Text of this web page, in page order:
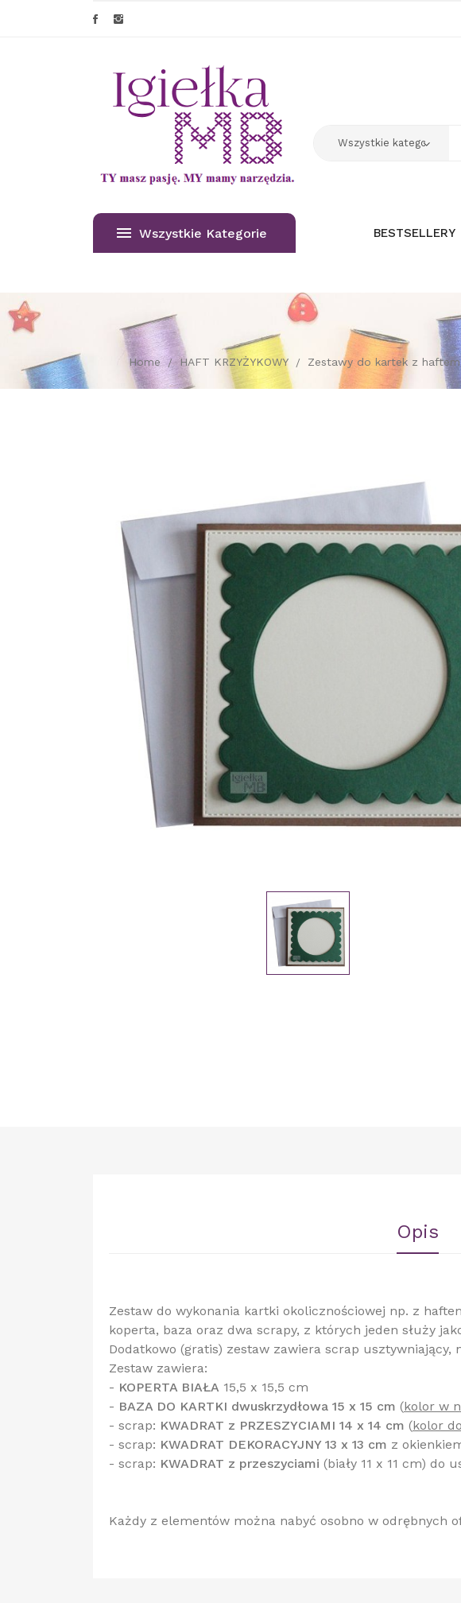
Wszystkie Kategorie BESTSELLERY
Home HAFT KRZYŻYKOWY Zestawy do kartek z haftem
Opis
Zestaw do wykonania kartki okolicznościowej np. z
koperta, baza oraz dwa scrapy, z których jeden służy
Dodatkowo (gratis) zestaw zawiera scrap
Zestaw zawiera:
- KOPERTA BIAŁA 15,5 x 15,5 cm
- BAZA DO KARTKI dwuskrzydłowa 15 x 15 cm (kolor w
- scrap: KWADRAT z PRZESZYCIAMI 14 x 14 cm (kolor
- scrap: KWADRAT DEKORACYJNY 13 x 13 cm z
- scrap: KWADRAT z przeszyciami (biały 11 x 11 cm) do
Każdy z elementów można nabyć osobno w odrębnych